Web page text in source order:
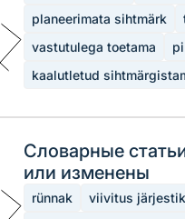
planeerimata sihtmärk
vastutulega toetama
kaalutletud
Словарные
или изменены
rünnak
viivitus